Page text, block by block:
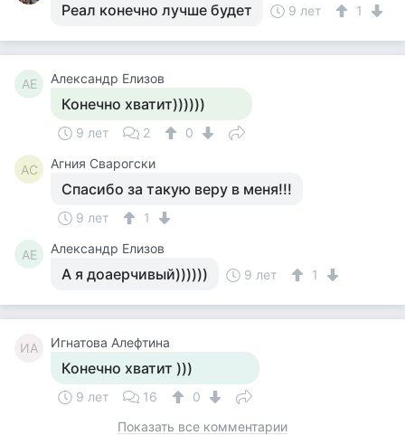
Реал конечно лучше будет 9 лет 1
АЕ Александр Елизов
Конечно хватит))))))
9 лет 2 0
АС Агния Сварогски
Спасибо за такую веру в меня!!!
9 лет 1
АЕ Александр Елизов
А я доаерчивый)))))) 9 лет 1
ИА Игнатова Алефтина
Конечно хватит )))
9 лет 16
0
Показать все комментарии